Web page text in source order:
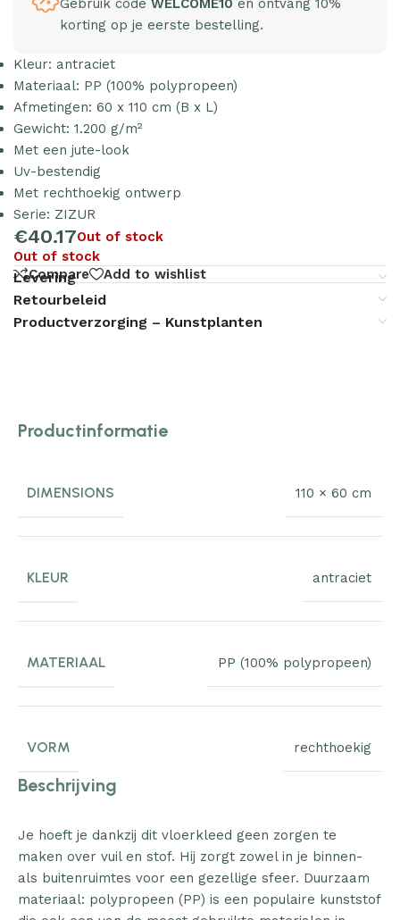
Gebruik code WELCOME10 en ontvang 10%
korting op je eerste bestelling.
Kleur: antraciet
Materiaal: PP (100% polypropeen)
Afmetingen: 60 x 110 cm (B x L)
Gewicht: 1.200 g/m²
Met een jute-look
Uv-bestendig
Met rechthoekig ontwerp
Serie: ZIZUR
€40.17Out of stock
Out of stock
Compare
Add to wishlist
Levering
Retourbeleid
Productverzorging – Kunstplanten
Productinformatie
DIMENSIONS 110 × 60 cm
KLEUR antraciet
MATERIAAL PP (100% polypropeen)
VORM rechthoekig
Beschrijving
Je hoeft je dankzij dit vloerkleed geen zorgen te
maken over vuil en stof. Hij zorgt zowel in je binnen-
als buitenruimtes voor een gezellige sfeer. Duurzaam
materiaal: polypropeen (PP) is een populaire kunststof